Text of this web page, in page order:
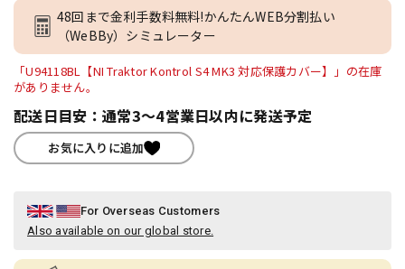
48回まで金利手数料無料!かんたんWEB分割払い
（WeBBy）シミュレーター
「U94118BL【NI Traktor Kontrol S4 MK3 対応保護カバー】」の在庫
がありません。
配送日目安：通常3～4営業日以内に発送予定
お気に入りに追加
For Overseas Customers
Also available on our global store.